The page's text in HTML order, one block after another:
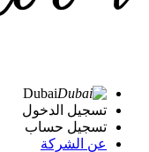
Dubai
تسجيل الدخول
تسجيل حساب
عن الشركة